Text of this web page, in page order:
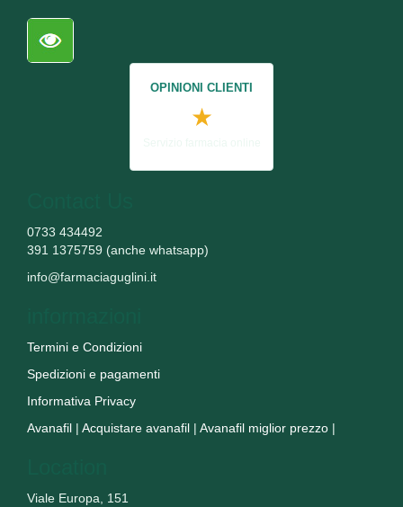
OPINIONI CLIENTI
★
0733 434492
391 1375759 (anche whatsapp)
info@farmaciaguglini.it
Termini e Condizioni
Spedizioni e pagamenti
Informativa Privacy
Avanafil | Acquistare avanafil | Avanafil miglior prezzo |
Viale Europa, 151